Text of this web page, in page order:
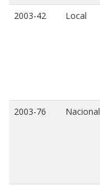
2003-42 Local
2003-76 Nacional